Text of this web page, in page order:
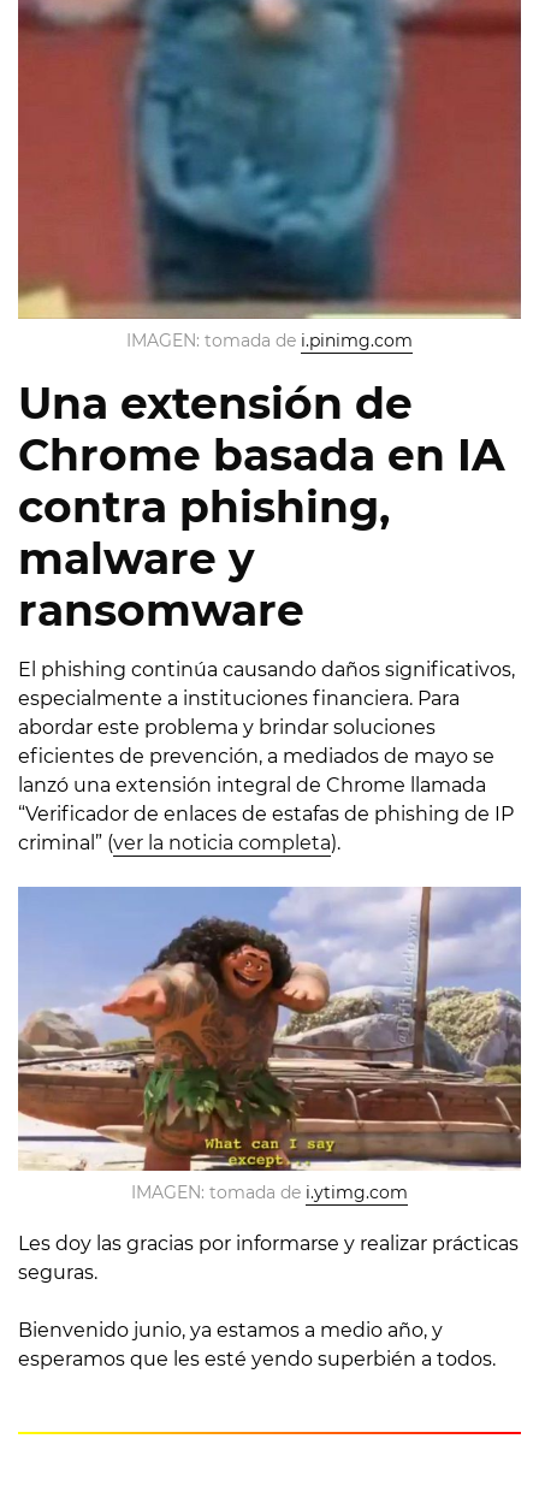
IMAGEN: tomada de i.pinimg.com
Una extensión de
Chrome basada en IA
contra phishing,
malware y
ransomware
El phishing continúa causando daños significativos,
especialmente a instituciones financiera. Para
abordar este problema y brindar soluciones
eficientes de prevención, a mediados de mayo se
lanzó una extensión integral de Chrome llamada
“Verificador de enlaces de estafas de phishing de IP
criminal” (ver la noticia completa).
IMAGEN: tomada de i.ytimg.com
Les doy las gracias por informarse y realizar prácticas
seguras.
Bienvenido junio, ya estamos a medio año, y
esperamos que les esté yendo superbién a todos.